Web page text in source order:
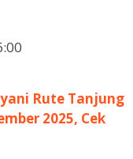
Rute Tanjung
2025, Cek